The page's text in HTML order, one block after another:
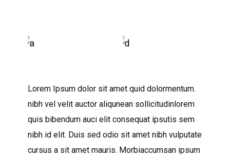
Lorem Ipsum dolor sit amet quid dolormentum.
nibh vel velit auctor aliqunean sollicitudinlorem
quis bibendum auci elit consequat ipsutis sem
nibh id elit. Duis sed odio sit amet nibh vulputate
cursus a sit amet mauris. Morbiaccumsan ipsum